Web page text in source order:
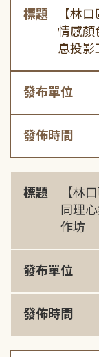
標題
【林
情感顏
息投影
發布單位
發佈時間
標題
【林
同理
作坊
發布單位
發佈時間